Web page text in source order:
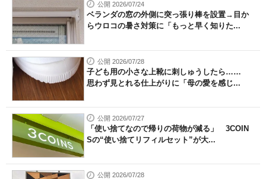
公開 2026/07/24
ベランダの窓の外側に突っ張り棒を設置→目か
らウロコの暑さ対策に「もっと早く知りた...
公開 2026/07/28
子ども用の小さな上靴に刺しゅうしたら……
思わず見とれる仕上がりに「母の愛を感じ...
公開 2026/07/27
「使い捨てなので帰りの荷物が減る」 3COIN
Sの“使い捨てリフィルセット”が大...
公開 2026/07/28